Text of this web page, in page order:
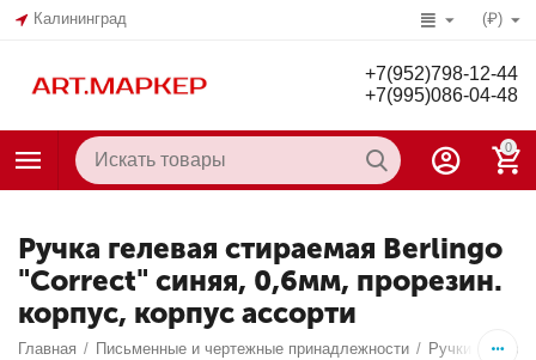
Калининград (₽)
+7(952)798-12-44
+7(995)086-04-48
0
Ручка гелевая стираемая Berlingo
"Correct" синяя, 0,6мм, прорезин.
корпус, корпус ассорти
Главная / Письменные и чертежные принадлежности / Ручки